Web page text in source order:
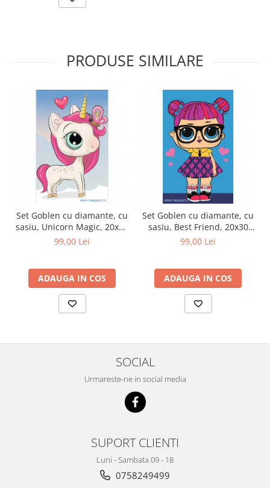
PRODUSE SIMILARE
Set Goblen cu diamante, cu
sasiu, Unicorn Magic, 20x30
cm, 14 culori
99,00 Lei
ADAUGA IN COS
Set Goblen cu diamante, cu
sasiu, Best Friend, 20x30
cm, 9 culori
99,00 Lei
ADAUGA IN COS
SOCIAL
Urmareste-ne in social media
SUPORT CLIENTI
Luni - Sambata 09 - 18
0758249499